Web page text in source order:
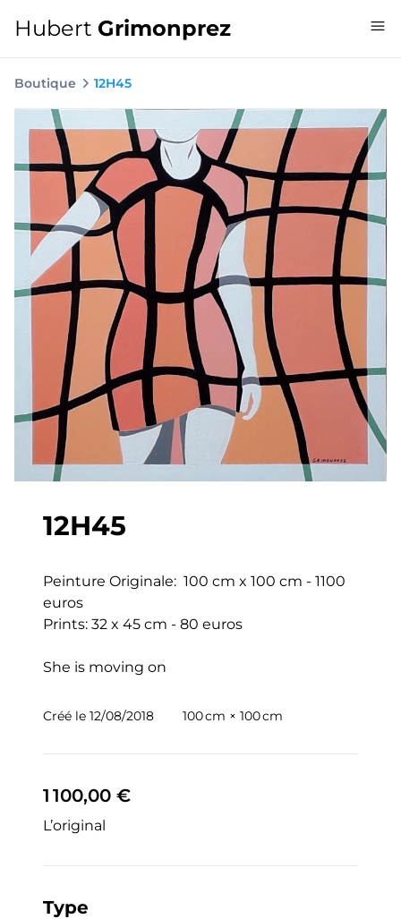
Hubert Grimonprez
Boutique 12H45
12H45
Peinture Originale:  100 cm x 100 cm - 1100
euros
Prints: 32 x 45 cm - 80 euros
She is moving on
Créé le 12/08/2018 100 cm × 100 cm
1 100,00 €
L’original
Type